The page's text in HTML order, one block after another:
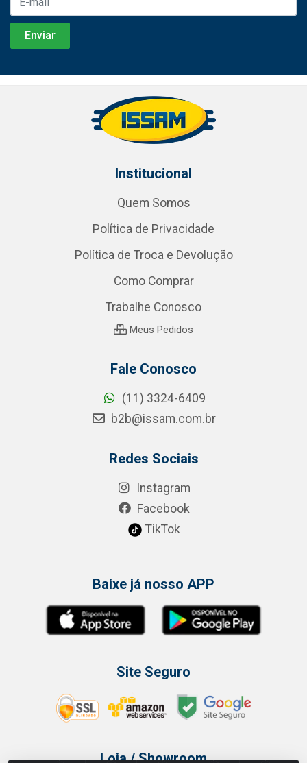
Institucional
Quem Somos
Política de Privacidade
Política de Troca e Devolução
Como Comprar
Trabalhe Conosco
Meus Pedidos
Fale Conosco
(11) 3324-6409
b2b@issam.com.br
Redes Sociais
Instagram
Facebook
TikTok
Baixe já nosso APP
Site Seguro
Loja / Showroom